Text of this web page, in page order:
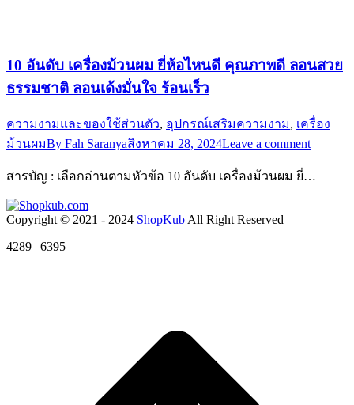
10 อันดับ เครื่องม้วนผม ยี่ห้อไหนดี คุณภาพดี ลอนสวย
ธรรมชาติ ลอนเด้งมั่นใจ ร้อนเร็ว
ความงามและของใช้ส่วนตัว, อุปกรณ์เสริมความงาม, เครื่อง
ม้วนผมBy Fah Saranyaสิงหาคม 28, 2024Leave a comment
สารบัญ : เลือกอ่านตามหัวข้อ 10 อันดับ เครื่องม้วนผม ยี่…
Copyright © 2021 - 2024 ShopKub All Right Reserved
4289 | 6395